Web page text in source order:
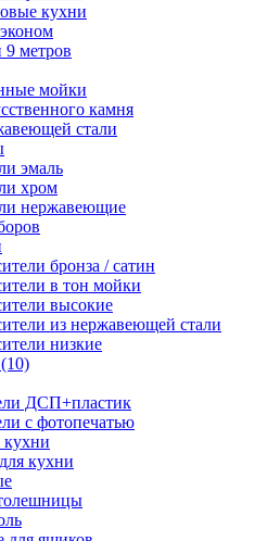
кухни
метров
мойки
камня
стали
эмаль
хром
нержавеющие
бронза / сатин
в тон мойки
высокие
из нержавеющей стали
низкие
ДСП+пластик
с фотопечатью
кухни